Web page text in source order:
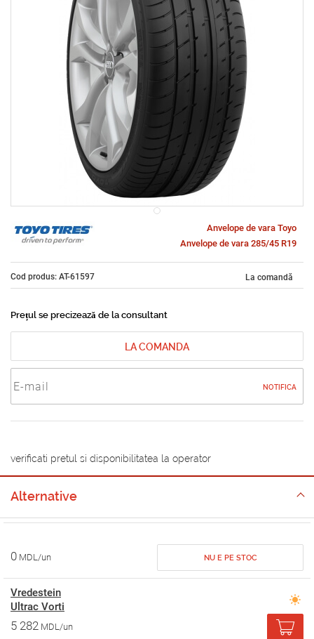
Anvelope de vara Toyo
Anvelope de vara 285/45 R19
Cod produs: AT-61597 La comandă
Prețul se precizează de la consultant
LA COMANDA
NOTIFICA
verificati pretul si disponibilitatea la operator
Alternative
0 MDL/un NU E PE STOC
Vredestein
Ultrac Vorti
5 282 MDL/un